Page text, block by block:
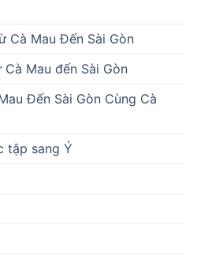
Cà Mau Đến Sài Gòn
Mau đến Sài Gòn
Đến Sài Gòn Cùng Cà
tập sang Ý